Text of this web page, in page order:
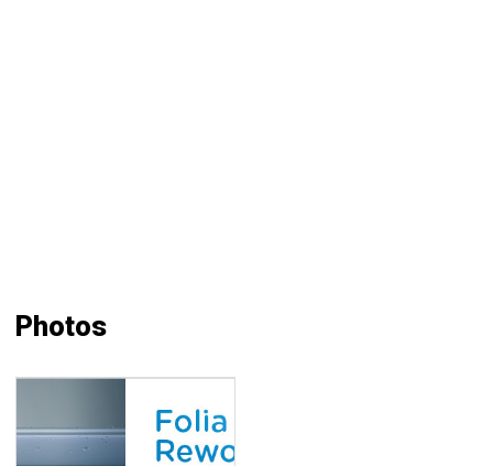
Photos